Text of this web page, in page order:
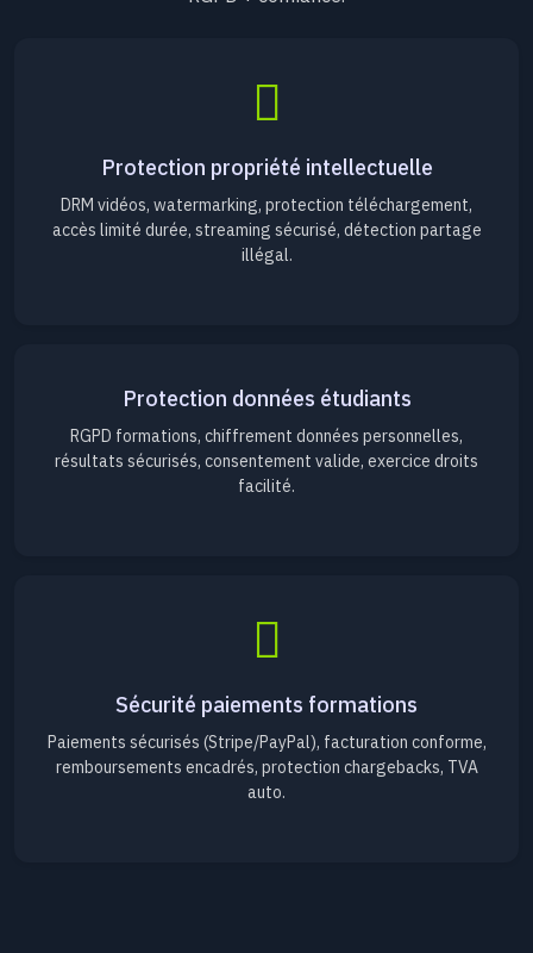
Protection propriété intellectuelle
DRM vidéos, watermarking, protection téléchargement,
accès limité durée, streaming sécurisé, détection partage
illégal.
Protection données étudiants
RGPD formations, chiffrement données personnelles,
résultats sécurisés, consentement valide, exercice droits
facilité.
Sécurité paiements formations
Paiements sécurisés (Stripe/PayPal), facturation conforme,
remboursements encadrés, protection chargebacks, TVA
auto.